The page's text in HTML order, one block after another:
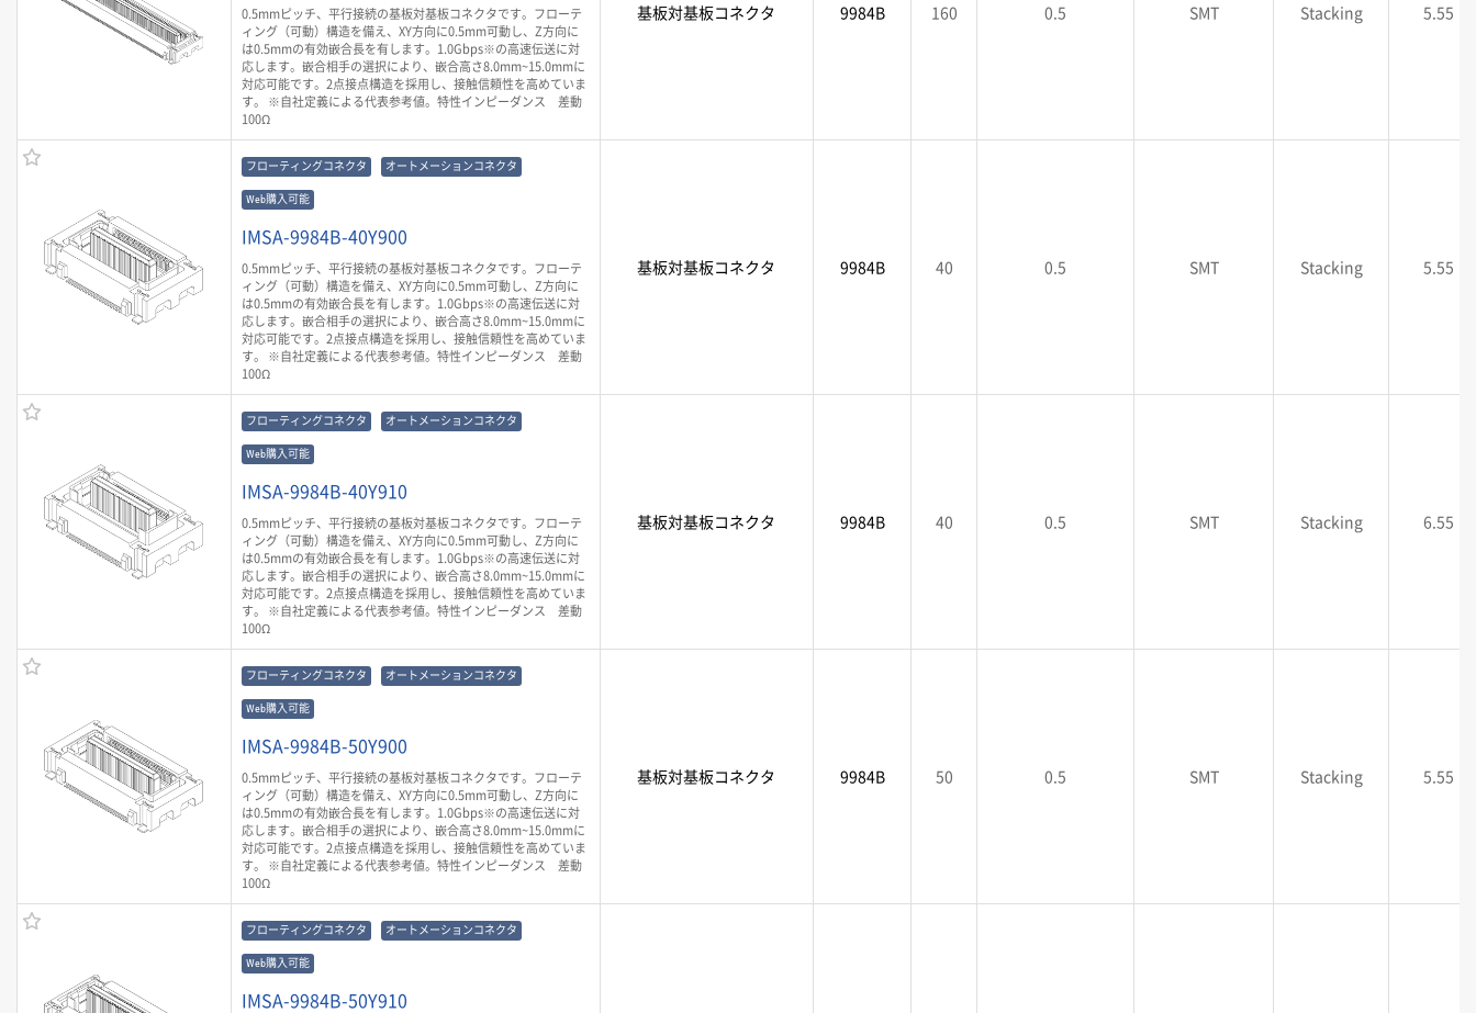
0.5mmピッチ、平行接続の基板対基板コネクタです。フローテ
ィング（可動）構造を備え、XY方向に0.5mm可動し、Z方向に
は0.5mmの有効嵌合長を有します。1.0Gbps※の高速伝送に対
応します。嵌合相手の選択により、嵌合高さ8.0mm~15.0mmに
対応可能です。2点接点構造を採用し、接触信頼性を高めていま
す。 ※自社定義による代表参考値。特性インピーダンス 差動
100Ω
基板対基板コネクタ 9984B 160 0.5 SMT Stacking 5.55
フローティングコネクタ オートメーションコネクタ
Web購入可能
IMSA-9984B-40Y900
0.5mmピッチ、平行接続の基板対基板コネクタです。フローテ
ィング（可動）構造を備え、XY方向に0.5mm可動し、Z方向に
は0.5mmの有効嵌合長を有します。1.0Gbps※の高速伝送に対
応します。嵌合相手の選択により、嵌合高さ8.0mm~15.0mmに
対応可能です。2点接点構造を採用し、接触信頼性を高めていま
す。 ※自社定義による代表参考値。特性インピーダンス 差動
100Ω
基板対基板コネクタ 9984B 40 0.5 SMT Stacking 5.55
フローティングコネクタ オートメーションコネクタ
Web購入可能
IMSA-9984B-40Y910
0.5mmピッチ、平行接続の基板対基板コネクタです。フローテ
ィング（可動）構造を備え、XY方向に0.5mm可動し、Z方向に
は0.5mmの有効嵌合長を有します。1.0Gbps※の高速伝送に対
応します。嵌合相手の選択により、嵌合高さ8.0mm~15.0mmに
対応可能です。2点接点構造を採用し、接触信頼性を高めていま
す。 ※自社定義による代表参考値。特性インピーダンス 差動
100Ω
基板対基板コネクタ 9984B 40 0.5 SMT Stacking 6.55
フローティングコネクタ オートメーションコネクタ
Web購入可能
IMSA-9984B-50Y900
0.5mmピッチ、平行接続の基板対基板コネクタです。フローテ
ィング（可動）構造を備え、XY方向に0.5mm可動し、Z方向に
は0.5mmの有効嵌合長を有します。1.0Gbps※の高速伝送に対
応します。嵌合相手の選択により、嵌合高さ8.0mm~15.0mmに
対応可能です。2点接点構造を採用し、接触信頼性を高めていま
す。 ※自社定義による代表参考値。特性インピーダンス 差動
100Ω
基板対基板コネクタ 9984B 50 0.5 SMT Stacking 5.55
フローティングコネクタ オートメーションコネクタ
Web購入可能
IMSA-9984B-50Y910